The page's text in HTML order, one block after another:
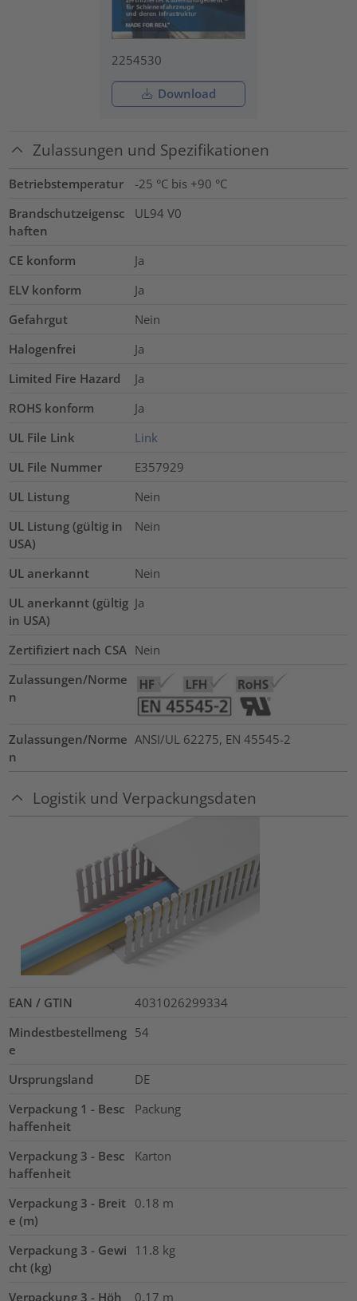
2254530
Download
Zulassungen und Spezifikationen
Betriebstemperatur
-25 °C bis +90 °C
Brandschutzeigensc
haften
UL94 V0
CE konform
Ja
ELV konform
Ja
Gefahrgut
Nein
Halogenfrei
Ja
Limited Fire Hazard
Ja
ROHS konform
Ja
UL File Link
Link
UL File Nummer
E357929
UL Listung
Nein
UL Listung (gültig in
USA)
Nein
UL anerkannt
Nein
UL anerkannt (gültig
in USA)
Ja
Zertifiziert nach CSA Nein
Zulassungen/Norme
n
Zulassungen/Norme
n
ANSI/UL 62275, EN 45545-2
Logistik und Verpackungsdaten
EAN / GTIN
4031026299334
Mindestbestellmeng
e
54
Ursprungsland
DE
Verpackung 1 - Besc
haffenheit
Packung
Verpackung 3 - Besc
haffenheit
Karton
Verpackung 3 - Breit
e (m)
0.18 m
Verpackung 3 - Gewi
cht (kg)
11.8 kg
Verpackung 3 - Höh 0.17 m